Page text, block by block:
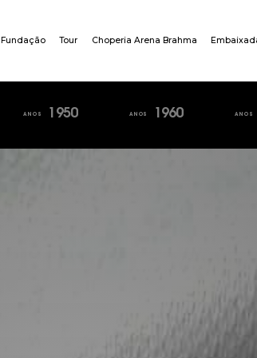
Fundação Tour Choperia Arena Brahma
ANOS 1950 ANOS 1960 ANOS